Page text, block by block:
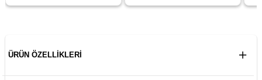
ÜRÜN ÖZELLIKLERI